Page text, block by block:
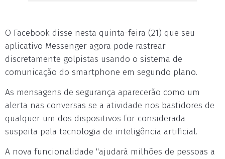
O Facebook disse nesta quinta-feira (21) que seu
aplicativo Messenger agora pode rastrear
discretamente golpistas usando o sistema de
comunicação do smartphone em segundo plano.
As mensagens de segurança aparecerão como um
alerta nas conversas se a atividade nos bastidores de
qualquer um dos dispositivos for considerada
suspeita pela tecnologia de inteligência artificial.
A nova funcionalidade "ajudará milhões de pessoas a